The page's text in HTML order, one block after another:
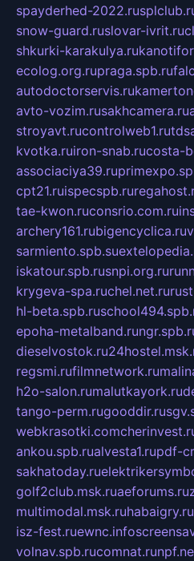
spayderhed-2022.ru
snow-guard.ruslovar-ivrit.ru
shkurki-karakulya.ru
ecolog.org.rupraga.spb.ru
autodoctorservis.ru
avto-vozim.rusakhcamera.ru
stroyavt.rucontrolweb1.ru
kvotka.ruiron-snab.rucosta-
associaciya39.ru
cpt21.ruispecspb.ru
tae-kwon.ruconsrio.com.ru
archery161.rubigencyclica.ru
sarmiento.spb.su
iskatour.spb.rusnpi.org.ru
krygeva-spa.ruchel.net.ru
hl-beta.spb.ru
epoha-metalband.ru
dieselvostok.ru
regsmi.rufilmnetwork.ru
h2o-salon.rumalutkayork.ru
tango-perm.rugooddir.ru
webkrasotki.com
ankou.spb.rualvesta1.rupdf-
sakhatoday.ru
golf2club.msk.ruaeforums.ru
multimodal.msk.ruhabaigry.ru
isz-fest.ruewnc.info
volnav.spb.rucomnat.ru